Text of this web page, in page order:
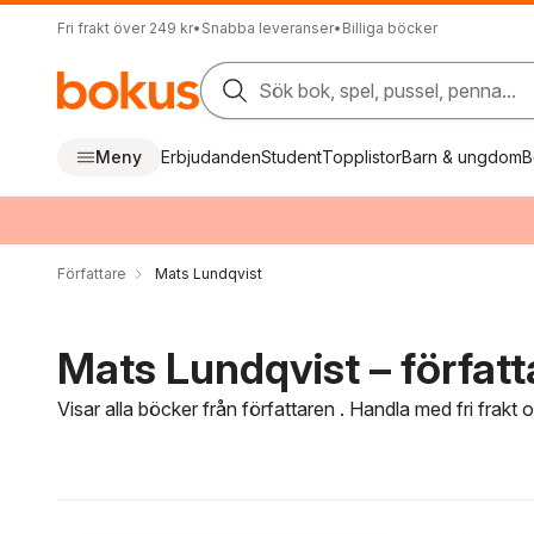
Fri frakt över 249 kr• Snabba leveranser• Billiga böcker
Sök bok, spel, pussel, penna...
Meny ErbjudandenStudentTopplistorBarn & ungdom
Författare Mats Lundqvist
Mats Lundqvist –
Visar alla böcker från författaren . Handla med fri frakt